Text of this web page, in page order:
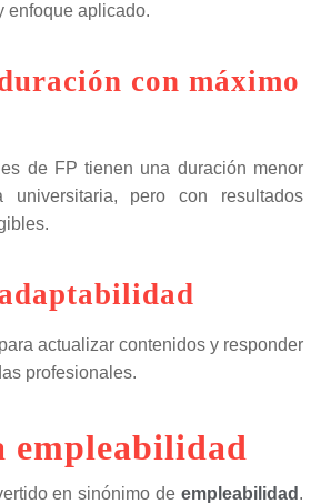
enfoque aplicado.
con máximo
de FP tienen una duración menor
universitaria, pero con resultados
actualizar contenidos y responder
profesionales.
empleabilidad
en sinónimo de empleabilidad .